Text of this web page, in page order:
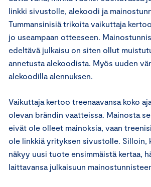
linkki sivustolle, alekoodi ja
Tummansinisiä trikoita vaikuttaja
jo useampaan otteeseen.
edeltävä julkaisu on siten ollut
annetusta alekoodista. Myös uuden
alekoodilla alennuksen.
Vaikuttaja kertoo treenaavansa koko
olevan brändin vaatteissa. Mainosta
eivät ole olleet mainoksia, vaan
ole linkkiä yrityksen sivustolle. Silloin,
näkyy uusi tuote ensimmäistä kertaa,
laittavansa julkaisuun